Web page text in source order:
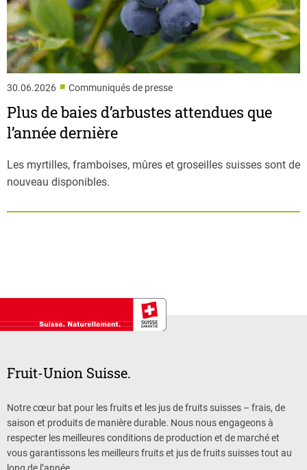
30.06.2026 ■ Communiqués de presse
Plus de baies d’arbustes attendues que
l’année dernière
Les myrtilles, framboises, mûres et groseilles suisses sont de
nouveau disponibles.
Fruit-Union Suisse.
Notre cœur bat pour les fruits et les jus de fruits suisses – frais, de
saison et produits de manière durable. Nous nous engageons à
respecter les meilleures conditions de production et de marché et
vous garantissons les meilleurs fruits et jus de fruits suisses tout au